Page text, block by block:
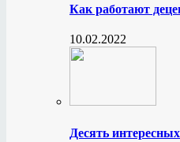
Как работают
10.02.2022
Десять